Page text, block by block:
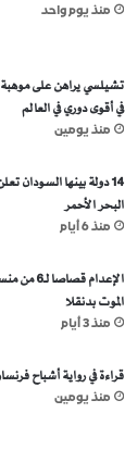
منذ يوم واحد
تشيلسي يراهن على موهبة
في أقوى دوري في العالم
منذ يومين
14 دولة بينها السودان
البحر الأحمر
منذ 6 أيام
الإعدام
الموت بدنقلا
منذ 3 أيام
قراءة في رواية أشباح
منذ يومين